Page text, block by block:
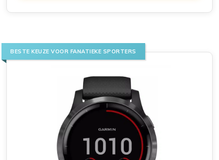
BESTE KEUZE VOOR FANATIEKE SPORTERS